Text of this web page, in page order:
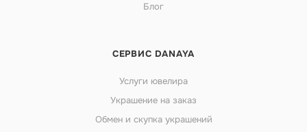
Блог
СЕРВИС DANAYA
Услуги ювелира
Украшение на заказ
Обмен и скупка украшений